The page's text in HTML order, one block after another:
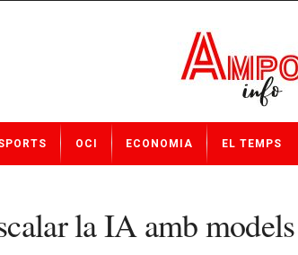
OCI ECONOMIA EL TEMPS
la IA amb